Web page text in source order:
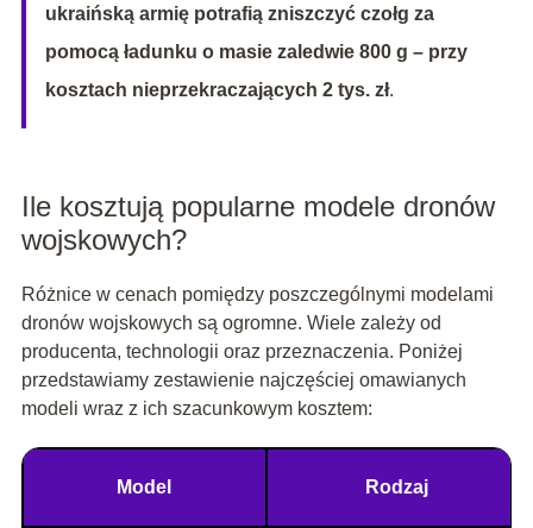
ukraińską armię potrafią zniszczyć czołg za
pomocą ładunku o masie zaledwie 800 g – przy
kosztach nieprzekraczających 2 tys. zł.
Ile kosztują popularne modele dronów
wojskowych?
Różnice w cenach pomiędzy poszczególnymi modelami
dronów wojskowych są ogromne. Wiele zależy od
producenta, technologii oraz przeznaczenia. Poniżej
przedstawiamy zestawienie najczęściej omawianych
modeli wraz z ich szacunkowym kosztem:
Model Rodzaj